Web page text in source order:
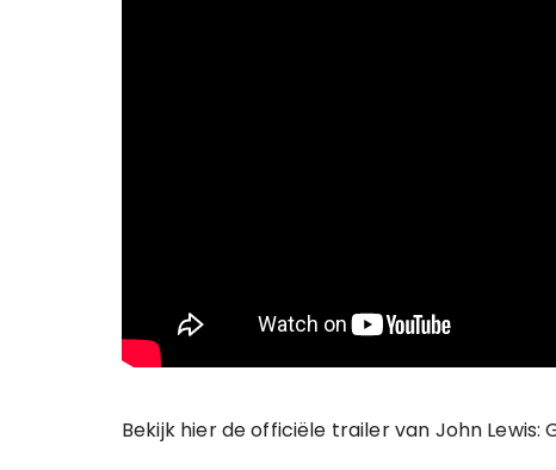
Bekijk hier de officiële trailer van John Lewis: